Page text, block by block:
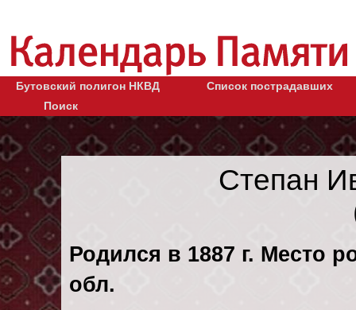
Бутовский полигон НКВД
Список пострадавших
Поиск
Степан
Родился в 1887 г. Место
обл.